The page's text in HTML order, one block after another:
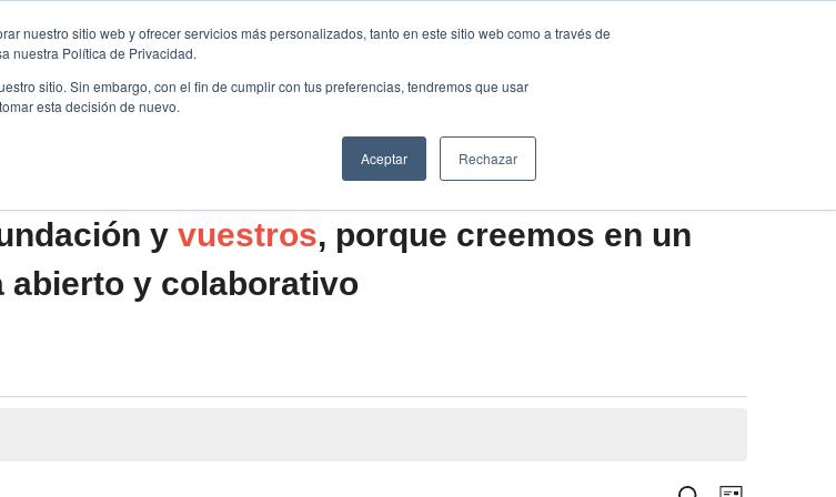
nuestro sitio web y ofrecer servicios más personalizados, tanto en este sitio web como a través de
nuestra Política de Privacidad.
sitio. Sin embargo, con el fin de cumplir con tus preferencias, tendremos que usar
esta decisión de nuevo.
Aceptar Rechazar
LONGEVIDAD
y vuestros, porque creemos en un
abierto y colaborativo